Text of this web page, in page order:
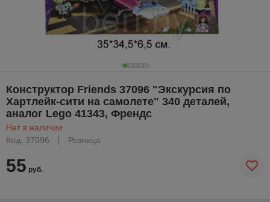
Конструктор Friends 37096 "Экскурсия по
Хартлейк-сити на самолете" 340 деталей,
аналог Lego 41343, Френдс
Нет в наличии
Код: 37096
Розница
55 руб.